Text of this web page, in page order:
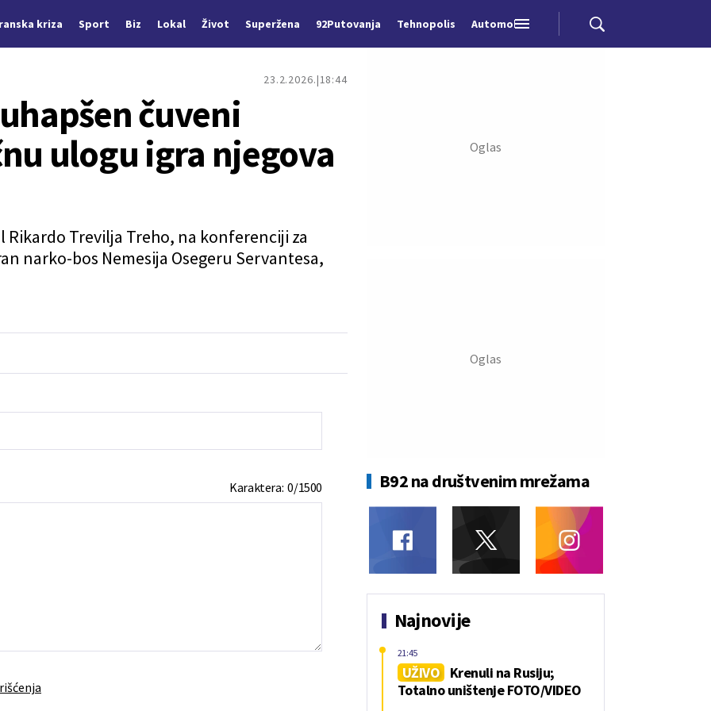
kriza Sport Biz Lokal Život Superžena 92Putovanja Tehnopolis Automobili
23.2.2026. 18:44
čuveni
ulogu igra njegova
Trevilja Treho, na konferenciji za
narko-bos Nemesija Osegeru Servantesa,
Karaktera:0/1500 B92 na društvenim mrežama
Najnovije
UŽIVO
Krenuli na Rusiju;
Totalno uništenje FOTO/VIDEO
21:45